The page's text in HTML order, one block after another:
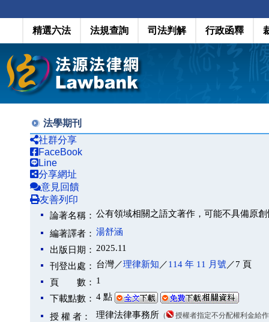
精選六法 法規查詢 司法判解 行政函釋
法學期刊
社群分享
FaceBook
Line
分享網址
意見回饋
友善列印
論著名稱： 公有領域相關之語文著作，可能不具備原創
編著譯者： 湯舒涵
出版日期： 2025.11
刊登出處： 台灣／理律新知 ／114 年 11 月號 ／7 頁
頁 數： 1
下載點數： 4 點
授 權 者： 理律法律事務所 （ 授權者指定不分配權利金給